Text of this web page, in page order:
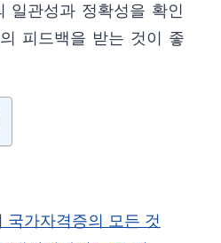
일관성과 정확성을 확인
피드백을 받는 것이 좋
국가자격증의 모든 것